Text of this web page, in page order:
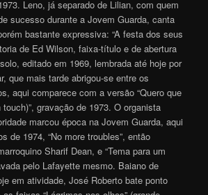
Leno, já separado de Lilian, com quem
sucesso durante a Jovem Guarda, canta
bastante expressiva: “A festa dos seus
de Ed Wilson, faixa-título e de abertura
editado em 1969, lembrada até hoje por
que mais tarde abrigou-se entre os
aqui comparece com a versão “Quero que
gravação de 1973. O organista
marcou época na Jovem Guarda, aqui
de 1974, “No more troubles”, então
Sharif Dean, e “Tema para um
pelo Lafayette mesmo. Baiano de
em atividade, José Roberto bate ponto